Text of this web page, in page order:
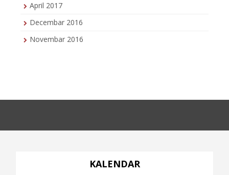
April 2017
Decembar 2016
Novembar 2016
KALENDAR